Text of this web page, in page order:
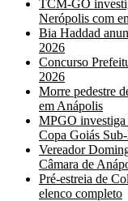
TCM-GO
Nerópolis com
Bia Haddad
2026
Concurso
2026
Morre pedestre
em Anápolis
MPGO investiga
Copa Goiás
Vereador
Câmara de
Pré-estreia de
elenco completo